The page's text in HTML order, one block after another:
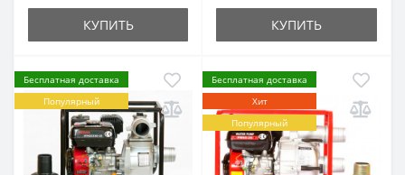
КУПИТЬ КУПИТЬ
Бесплатная доставка
Популярный
Бесплатная доставка
Хит
Популярный